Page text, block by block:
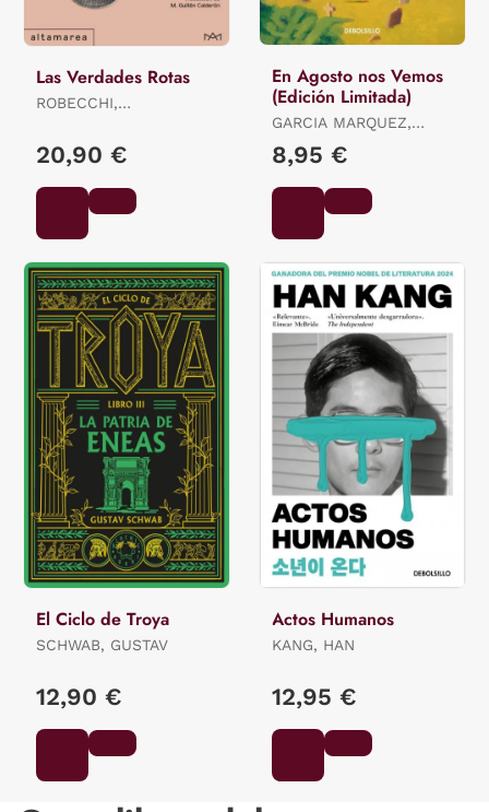
Las Verdades Rotas
ROBECCHI,
20,90 €
En Agosto nos Vemos
(Edición Limitada)
GARCIA MARQUEZ,
8,95 €
El Ciclo de Troya
SCHWAB, GUSTAV
12,90 €
Actos Humanos
KANG, HAN
12,95 €